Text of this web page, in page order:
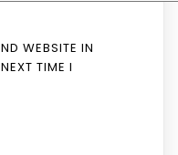
WEBSITE IN
TIME I